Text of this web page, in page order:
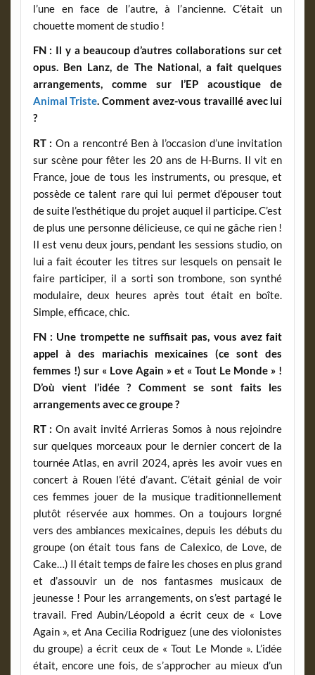
l’une en face de l’autre, à l’ancienne. C’était un
chouette moment de studio !
FN : Il y a beaucoup d’autres collaborations sur cet
opus. Ben Lanz, de The National, a fait quelques
arrangements, comme sur l’EP acoustique de
Animal Triste. Comment avez-vous travaillé avec lui
?
RT : On a rencontré Ben à l’occasion d’une invitation
sur scène pour fêter les 20 ans de H-Burns. Il vit en
France, joue de tous les instruments, ou presque, et
possède ce talent rare qui lui permet d’épouser tout
de suite l’esthétique du projet auquel il participe. C’est
de plus une personne délicieuse, ce qui ne gâche rien !
Il est venu deux jours, pendant les sessions studio, on
lui a fait écouter les titres sur lesquels on pensait le
faire participer, il a sorti son trombone, son synthé
modulaire, deux heures après tout était en boîte.
Simple, efficace, chic.
FN : Une trompette ne suffisait pas, vous avez fait
appel à des mariachis mexicaines (ce sont des
femmes !) sur « Love Again » et « Tout Le Monde » !
D’où vient l’idée ? Comment se sont faits les
arrangements avec ce groupe ?
RT : On avait invité Arrieras Somos à nous rejoindre
sur quelques morceaux pour le dernier concert de la
tournée Atlas, en avril 2024, après les avoir vues en
concert à Rouen l’été d’avant. C’était génial de voir
ces femmes jouer de la musique traditionnellement
plutôt réservée aux hommes. On a toujours lorgné
vers des ambiances mexicaines, depuis les débuts du
groupe (on était tous fans de Calexico, de Love, de
Cake…) Il était temps de faire les choses en plus grand
et d’assouvir un de nos fantasmes musicaux de
jeunesse ! Pour les arrangements, on s’est partagé le
travail. Fred Aubin/Léopold a écrit ceux de « Love
Again », et Ana Cecilia Rodriguez (une des violonistes
du groupe) a écrit ceux de « Tout Le Monde ». L’idée
était, encore une fois, de s’approcher au mieux d’un